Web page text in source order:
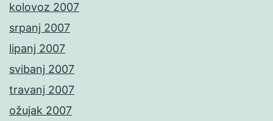
kolovoz 2007
srpanj 2007
lipanj 2007
svibanj 2007
travanj 2007
ožujak 2007